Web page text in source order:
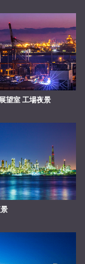
望室 工場夜景